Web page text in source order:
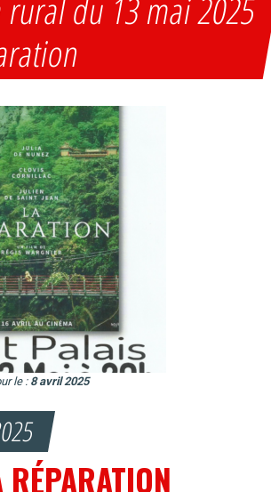
rural du 13 mai 2025
le : 8 avril 2025
RÉPARATION